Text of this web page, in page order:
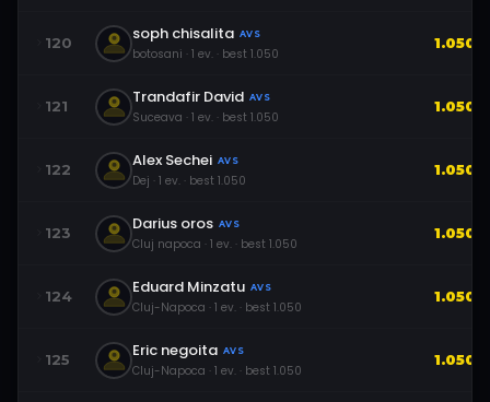
120 soph chisalita AVS
botosani · 1 ev. · best 1.050
1.050
121 Trandafir David AVS
Suceava · 1 ev. · best 1.050
1.050
122 Alex Sechei AVS
Dej · 1 ev. · best 1.050
1.050
123 Darius oros AVS
Cluj napoca · 1 ev. · best 1.050
1.050
124 Eduard Minzatu AVS
Cluj-Napoca · 1 ev. · best 1.050
1.050
125 Eric negoita AVS
Cluj-Napoca · 1 ev. · best 1.050
1.050